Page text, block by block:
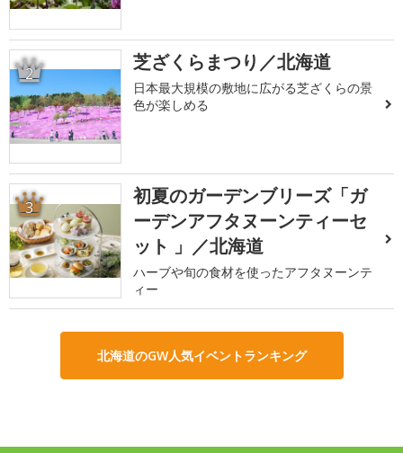
2 芝ざくらまつり／北海道
日本最大規模の敷地に広がる芝ざくらの景
色が楽しめる
3
初夏のガーデンブリーズ「ガ
ーデンアフタヌーンティーセ
ット 」／北海道
ハーブや旬の食材を使ったアフタヌーンテ
ィー
北海道のGW人気イベントランキング